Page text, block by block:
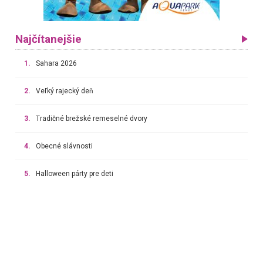
Najčítanejšie
1. Sahara 2026
2. Veľký rajecký deň
3. Tradičné brežské remeselné dvory
4. Obecné slávnosti
5. Halloween párty pre deti